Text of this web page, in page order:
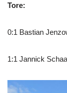
Tore:
0:1 Bastian
1:1 Jannick